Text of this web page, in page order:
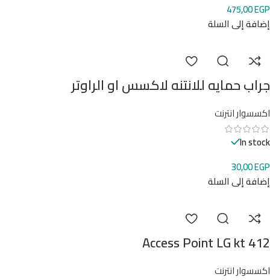
475,00EGP
إضافة إلى السلة
جراب حمايه للانتنه لاكسس او الراوتر
اكسسوار انترنت
In stock
30,00EGP
إضافة إلى السلة
Access Point LG kt 412
اكسسوار انترنت